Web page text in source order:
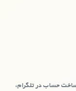
کلاهبرداران به
به‌ویژه برای کسانی
دارد.
حساب در تلگرام،